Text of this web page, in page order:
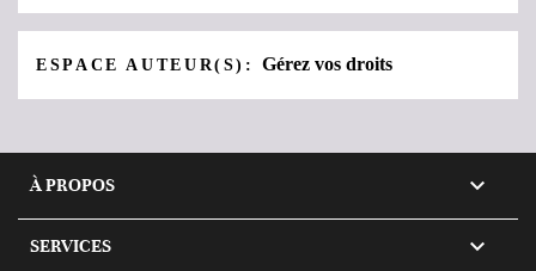
ESPACE AUTEUR(S):Gérez vos droits
À PROPOS 
SERVICES 